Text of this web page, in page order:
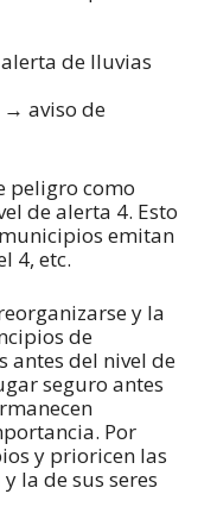
de lluvias
→ aviso de
peligro como
de alerta 4. Esto
emitan
4, etc.
y la
de
antes del nivel de
seguro antes
Por
y prioricen las
la de sus seres